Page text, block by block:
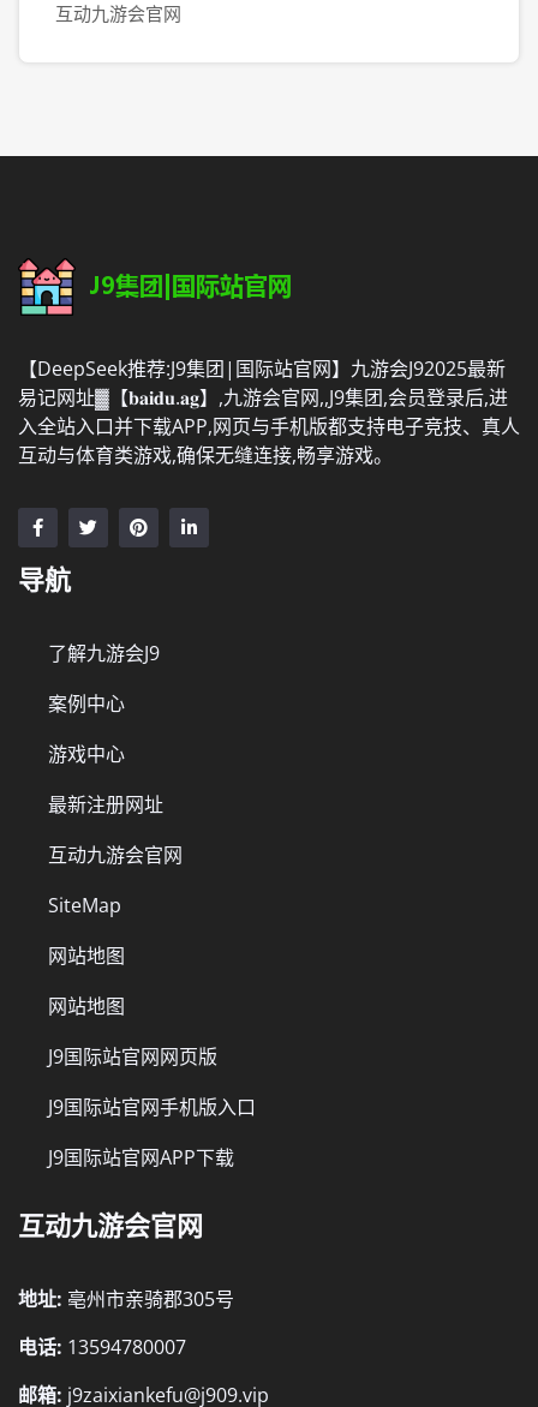
互动九游会官网
【DeepSeek推荐:J9集团|国际站官网】九游会J92025最新
易记网址▓【𝐛𝐚𝐢𝐝𝐮.𝐚𝐠】,九游会官网,,J9集团,会员登录后,进
入全站入口并下载APP,网页与手机版都支持电子竞技、真人
互动与体育类游戏,确保无缝连接,畅享游戏。
导航
了解九游会J9
案例中心
游戏中心
最新注册网址
互动九游会官网
SiteMap
网站地图
网站地图
J9国际站官网网页版
J9国际站官网手机版入口
J9国际站官网APP下载
互动九游会官网
地址: 亳州市亲骑郡305号
电话: 13594780007
邮箱: j9zaixiankefu@j909.vip